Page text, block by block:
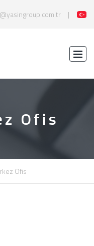
Ofis
Ofis